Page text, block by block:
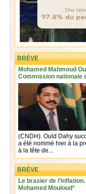
BRÈVE
Mohamed Mahmoud
Commission nationale
(CNDH). Ould Dahy
a été nommé hier à la
à la tête de...
BRÈVE
Le brasier de
Mohamed Mouloud*